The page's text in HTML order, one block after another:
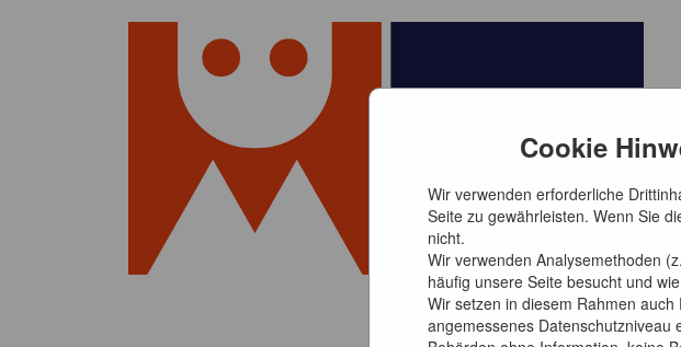
Cookie
Wir verwenden erforderliche
Seite zu gewährleisten. Wenn Sie
nicht.
Wir verwenden Analysemethoden
häufig unsere Seite besucht und
Wir setzen in diesem Rahmen
angemessenes Datenschutzniveau